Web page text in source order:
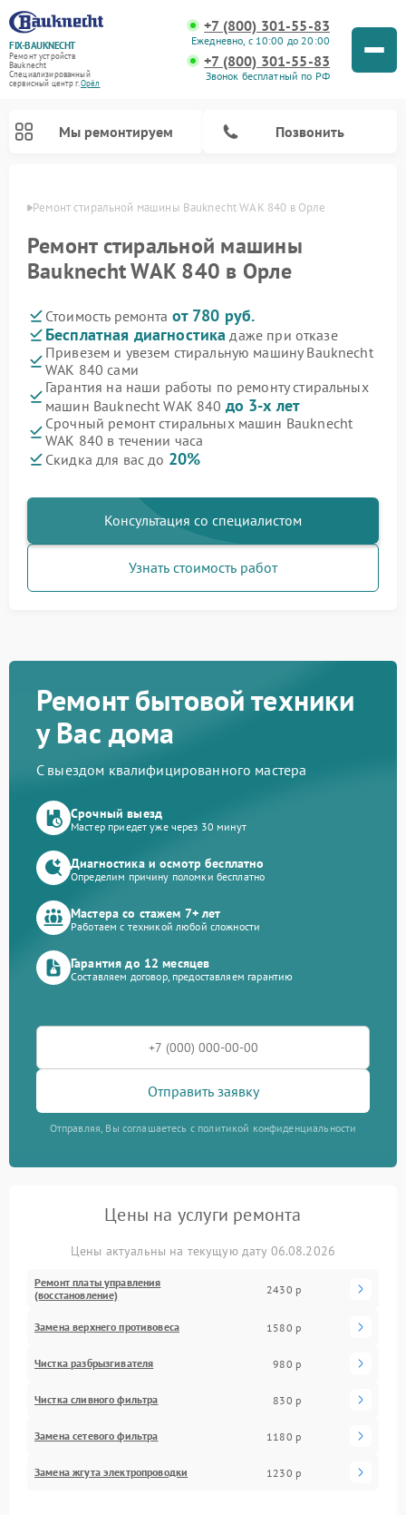
FIX-BAUKNECHT
Ремонт устройств
Bauknecht
Специализированный
cервисный центр г.Орёл
+7 (800) 301-55-83
Ежедневно, с 10:00 до 20:00
+7 (800) 301-55-83
Звонок бесплатный по РФ
Мы ремонтируем Позвонить
Ремонт стиральной машины Bauknecht WAK 840 в Орле
Ремонт стиральной машины
Bauknecht WAK 840 в Орле
Стоимость ремонта от 780 руб.
Бесплатная диагностика даже при отказе
Привезем и увезем стиральную машину Bauknecht
WAK 840 сами
Гарантия на наши работы по ремонту стиральных
машин Bauknecht WAK 840 до 3-х лет
Срочный ремонт стиральных машин Bauknecht
WAK 840 в течении часа
Скидка для вас до 20%
Консультация со специалистом
Узнать стоимость работ
Ремонт бытовой техники
у Вас дома
С выездом квалифицированного мастера
Срочный выезд
Мастер приедет уже через 30 минут
Диагностика и осмотр бесплатно
Определим причину поломки бесплатно
Мастера со стажем 7+ лет
Работаем с техникой любой сложности
Гарантия до 12 месяцев
Составляем договор, предоставляем гарантию
Отправить заявку
Отправляя, Вы соглашаетесь с политикой конфиденциальности
Цены на услуги ремонта
Цены актуальны на текущую дату 06.08.2026
Ремонт платы управления
(восстановление)
2430 р
Замена верхнего противовеса 1580 р
Чистка разбрызгивателя 980 р
Чистка сливного фильтра 830 р
Замена сетевого фильтра 1180 р
Замена жгута электропроводки 1230 р